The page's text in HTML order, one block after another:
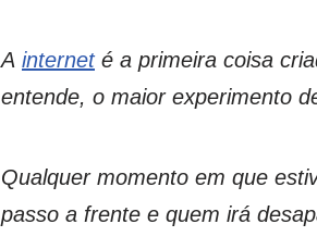
A interneté a primeira coisa
entende, o maior experimento
Qualquer momento em que
passo a frente e quem irá